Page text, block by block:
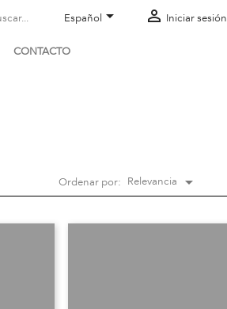
Español  Iniciar sesión
CONTACTO
Ordenar por: Relevancia 